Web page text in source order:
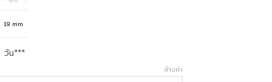
19 mm
วัน***
ล้างค่า